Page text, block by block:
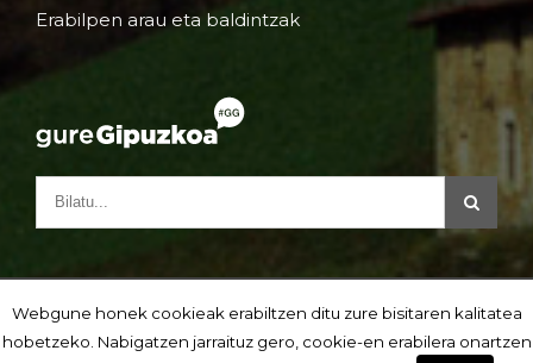
Erabilpen arau eta baldintzak
Webgune honek cookieak erabiltzen ditu zure bisitaren kalitatea
hobetzeko. Nabigatzen jarraituz gero, cookie-en erabilera onartzen